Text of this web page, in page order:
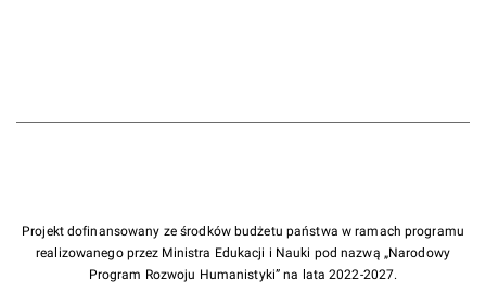
Projekt dofinansowany ze środków budżetu państwa w ramach programu
realizowanego przez Ministra Edukacji i Nauki pod nazwą „Narodowy
Program Rozwoju Humanistyki” na lata 2022-2027.